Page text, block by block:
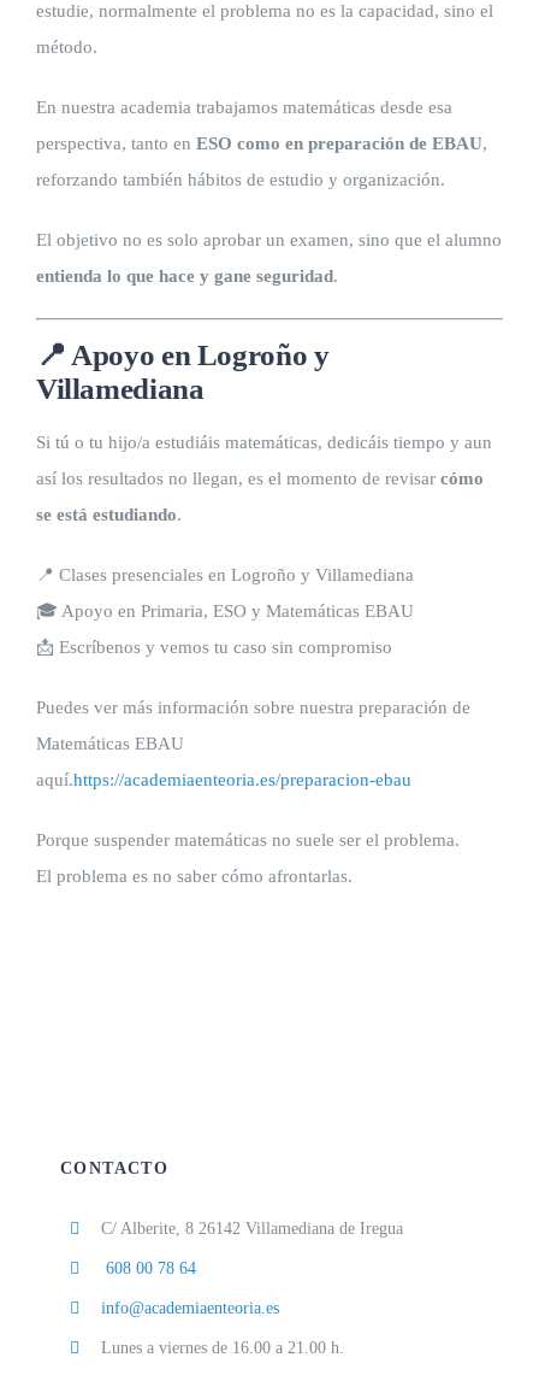
estudie, normalmente el problema no es la capacidad, sino el
método.
En nuestra academia trabajamos matemáticas desde esa
perspectiva, tanto en ESO como en preparación de EBAU,
reforzando también hábitos de estudio y organización.
El objetivo no es solo aprobar un examen, sino que el alumno
entienda lo que hace y gane seguridad.
📍 Apoyo en Logroño y
Villamediana
Si tú o tu hijo/a estudiáis matemáticas, dedicáis tiempo y aun
así los resultados no llegan, es el momento de revisar cómo
se está estudiando.
📍 Clases presenciales en Logroño y Villamediana
🎓 Apoyo en Primaria, ESO y Matemáticas EBAU
📩 Escríbenos y vemos tu caso sin compromiso
Puedes ver más información sobre nuestra preparación de
Matemáticas EBAU
aquí.https://academiaenteoria.es/preparacion-ebau
Porque suspender matemáticas no suele ser el problema.
El problema es no saber cómo afrontarlas.
CONTACTO
C/ Alberite, 8 26142 Villamediana de Iregua
608 00 78 64
info@academiaenteoria.es
Lunes a viernes de 16.00 a 21.00 h.